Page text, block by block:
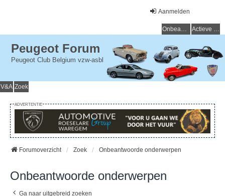
Aanmelden
Onbeantwoorde onderwerpen Actieve onderwerpen
Peugeot Forum
Peugeot Club Belgium vzw-asbl
V&A Zoek
ADVERTENTIE
Forumoverzicht Zoek Onbeantwoorde onderwerpen
Onbeantwoorde onderwerpen
Ga naar uitgebreid zoeken